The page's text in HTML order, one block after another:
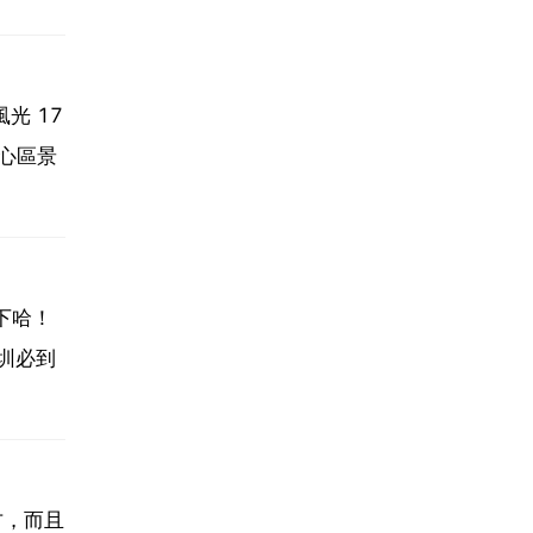
光 17
區景
！
必到
而且